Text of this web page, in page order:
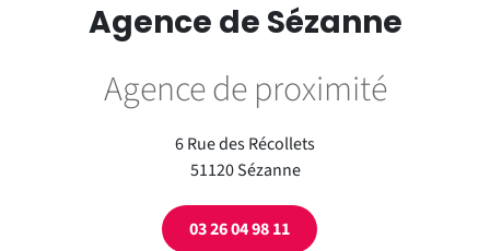
Agence de Sézanne
Agence de proximité
6 Rue des Récollets
51120 Sézanne
03 26 04 98 11